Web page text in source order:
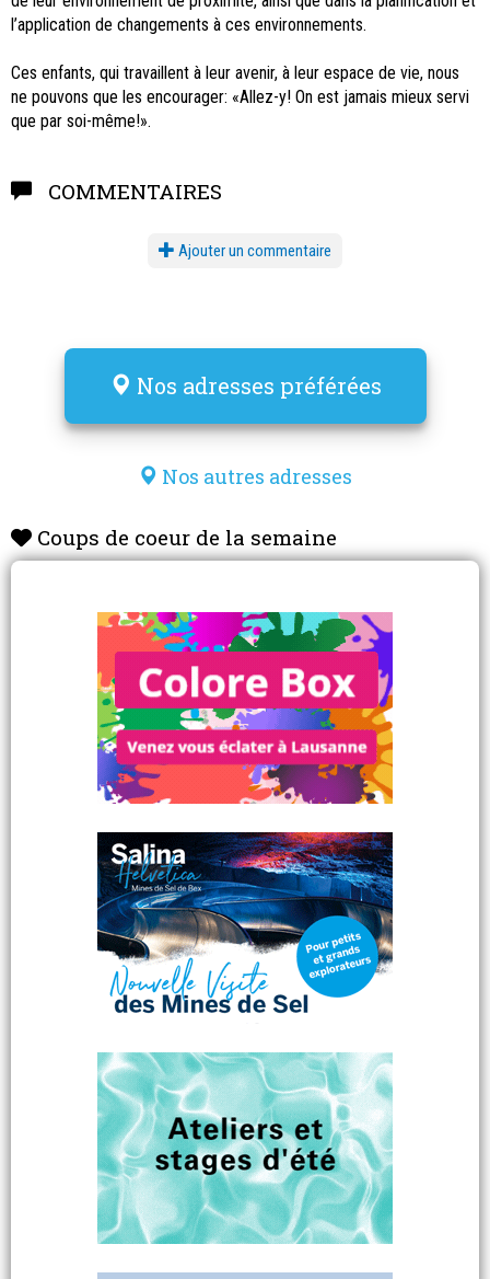
l’application de changements à ces environnements.
Ces enfants, qui travaillent à leur avenir, à leur espace de vie, nous
ne pouvons que les encourager: «Allez-y! On est jamais mieux servi
que par soi-même!».
COMMENTAIRES
Ajouter un commentaire
Nos adresses préférées
Nos autres adresses
Coups de coeur de la semaine